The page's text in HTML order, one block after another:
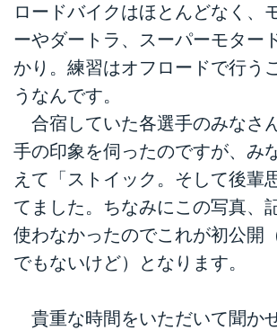
ロードバイクはほとんどなく、
ーやダートラ、スーパーモター
かり。練習はオフロードで行う
うなんです。
合宿していた各選手のみなさ
手の印象を伺ったのですが、み
えて「ストイック。そして後輩
てました。ちなみにこの写真、
使わなかったのでこれが初公開
でもないけど）となります。
貴重な時間をいただいて聞か